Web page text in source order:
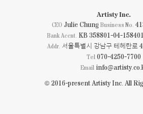
Artisty Inc.
CEO Julie Chung Business No.
Bank Accnt. KB 358801-04-
Addr. 서울특별시 강남구 테헤란로
Tel070-4250-7700
Email
© 2016-present Artisty Inc. All